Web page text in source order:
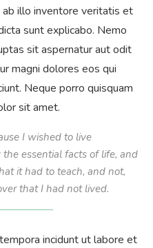
ab illo inventore veritatis et
sunt explicabo. Nemo
sit aspernatur aut odit
magni dolores eos qui
Neque porro quisquam
sit amet.
I wished to live
essential facts of life, and
it had to teach, and not,
that I had not lived.
incidunt ut labore et